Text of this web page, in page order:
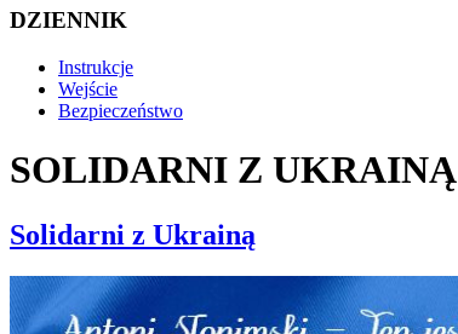
DZIENNIK
Instrukcje
Wejście
Bezpieczeństwo
SOLIDARNI Z UKRAINĄ
Solidarni z Ukrainą